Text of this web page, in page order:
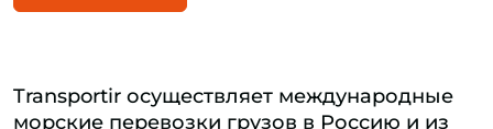
Transportir осуществляет международные
морские перевозки грузов в Россию и из